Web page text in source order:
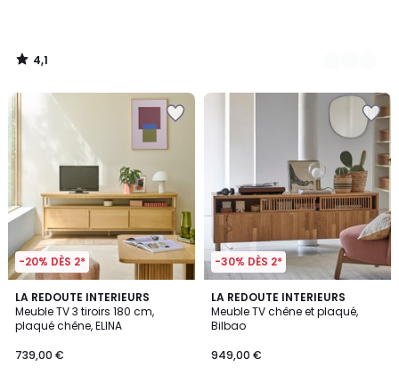
4,1
/
-20% DÈS 2*
LA REDOUTE INTERIEURS
Meuble TV 3 tiroirs 180 cm,
plaqué chêne, ELINA
739,00 €
4
/
5
-30% DÈS 2*
LA REDOUTE INTERIEURS
Meuble TV chêne et plaqué,
Bilbao
949,00 €
3,9
/ 5